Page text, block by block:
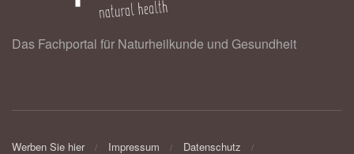
Das Fachportal für Naturheilkunde und Gesundheit
Werben Sie hier Impressum Datenschutz